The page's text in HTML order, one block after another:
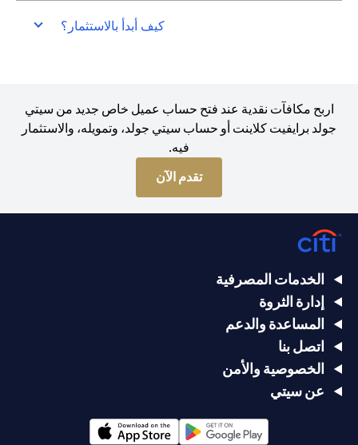
كيف أبدأ بالاستثمار؟
اربح مكافآت نقدية عند فتح حساب عميل خاص جديد من سيتي
جولد برايفيت كلاينت أو حساب سيتي جولد، وتمويله، والاستثمار
فيه.
تقدم الآن
الخدمات المصرفية
إدارة الثروة
المساعدة والدعم
اتصل بنا
الخصوصية والأمن
عن سيتي